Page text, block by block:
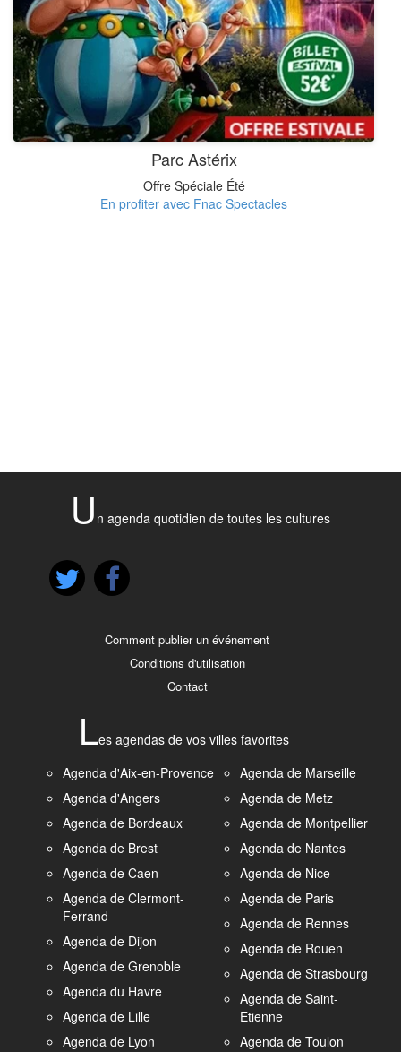
Parc Astérix
Offre Spéciale Été
En profiter avec Fnac Spectacles
U n agenda quotidien de toutes les cultures
Comment publier un événement
Conditions d'utilisation
Contact
Les agendas de vos villes favorites
Agenda d'Aix-en-Provence
Agenda d'Angers
Agenda de Bordeaux
Agenda de Brest
Agenda de Caen
Agenda de Clermont-
Ferrand
Agenda de Dijon
Agenda de Grenoble
Agenda du Havre
Agenda de Lille
Agenda de Lyon
Agenda de Marseille
Agenda de Metz
Agenda de Montpellier
Agenda de Nantes
Agenda de Nice
Agenda de Paris
Agenda de Rennes
Agenda de Rouen
Agenda de Strasbourg
Agenda de Saint-
Etienne
Agenda de Toulon